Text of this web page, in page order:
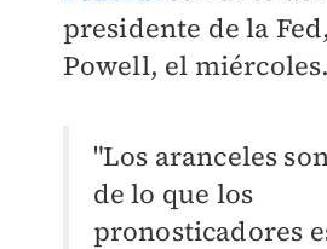
presidente de la
Powell, el miércoles.
"Los aranceles
de lo que los
pronosticadores